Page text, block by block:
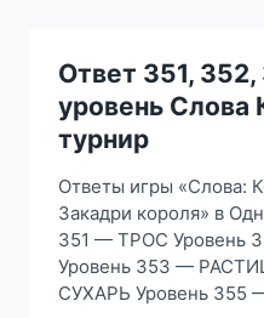
УРОВЕНЬ
СЛОВА
КОРОЛЕВСКИЙ
ТУРНИР
Ответ 351,
уровень Слова
турнир
Ответы игры «Слова:
Закадри короля» в
351 — ТРОС
Уровень 353 —
СУХАРЬ Уровень